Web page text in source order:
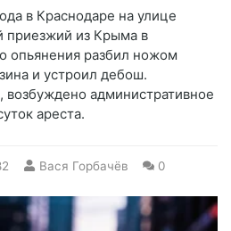
в Краснодаре на улице
приезжий из Крыма в
опьянения разбил ножом
и устроил дебош.
административное
ареста.
Вася Горбачёв 0